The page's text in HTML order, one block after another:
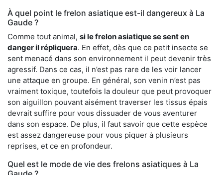
À quel point le frelon asiatique est-il dangereux à La
Gaude ?
Comme tout animal, si le frelon asiatique se sent en
danger il répliquera. En effet, dès que ce petit insecte se
sent menacé dans son environnement il peut devenir très
agressif. Dans ce cas, il n’est pas rare de les voir lancer
une attaque en groupe. En général, son venin n’est pas
vraiment toxique, toutefois la douleur que peut provoquer
son aiguillon pouvant aisément traverser les tissus épais
devrait suffire pour vous dissuader de vous aventurer
dans son espace. De plus, il faut savoir que cette espèce
est assez dangereuse pour vous piquer à plusieurs
reprises, et ce en profondeur.
Quel est le mode de vie des frelons asiatiques à La